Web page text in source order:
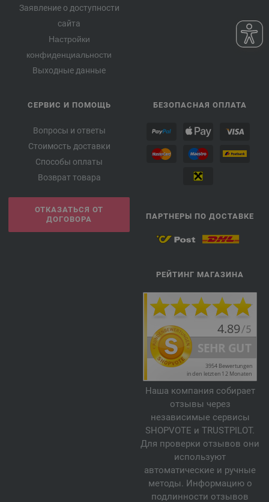
Заявление о доступности
сайта
Настройки
конфиденциальности
Выходные данные
СЕРВИС И ПОМОЩЬ
Вопросы и ответы
Стоимость доставки
Способы оплаты
Возврат товара
ОТКАЗАТЬСЯ ОТ
ДОГОВОРА
БЕЗОПАСНАЯ ОПЛАТА
ПАРТНЕРЫ ПО ДОСТАВКЕ
РЕЙТИНГ МАГАЗИНА
Наша компания собирает
отзывы через
независимые сервисы
SHOPVOTE и TRUSTPILOT.
Для проверки отзывов они
используют
автоматические и ручные
методы. Информацию о
подлинности отзывов